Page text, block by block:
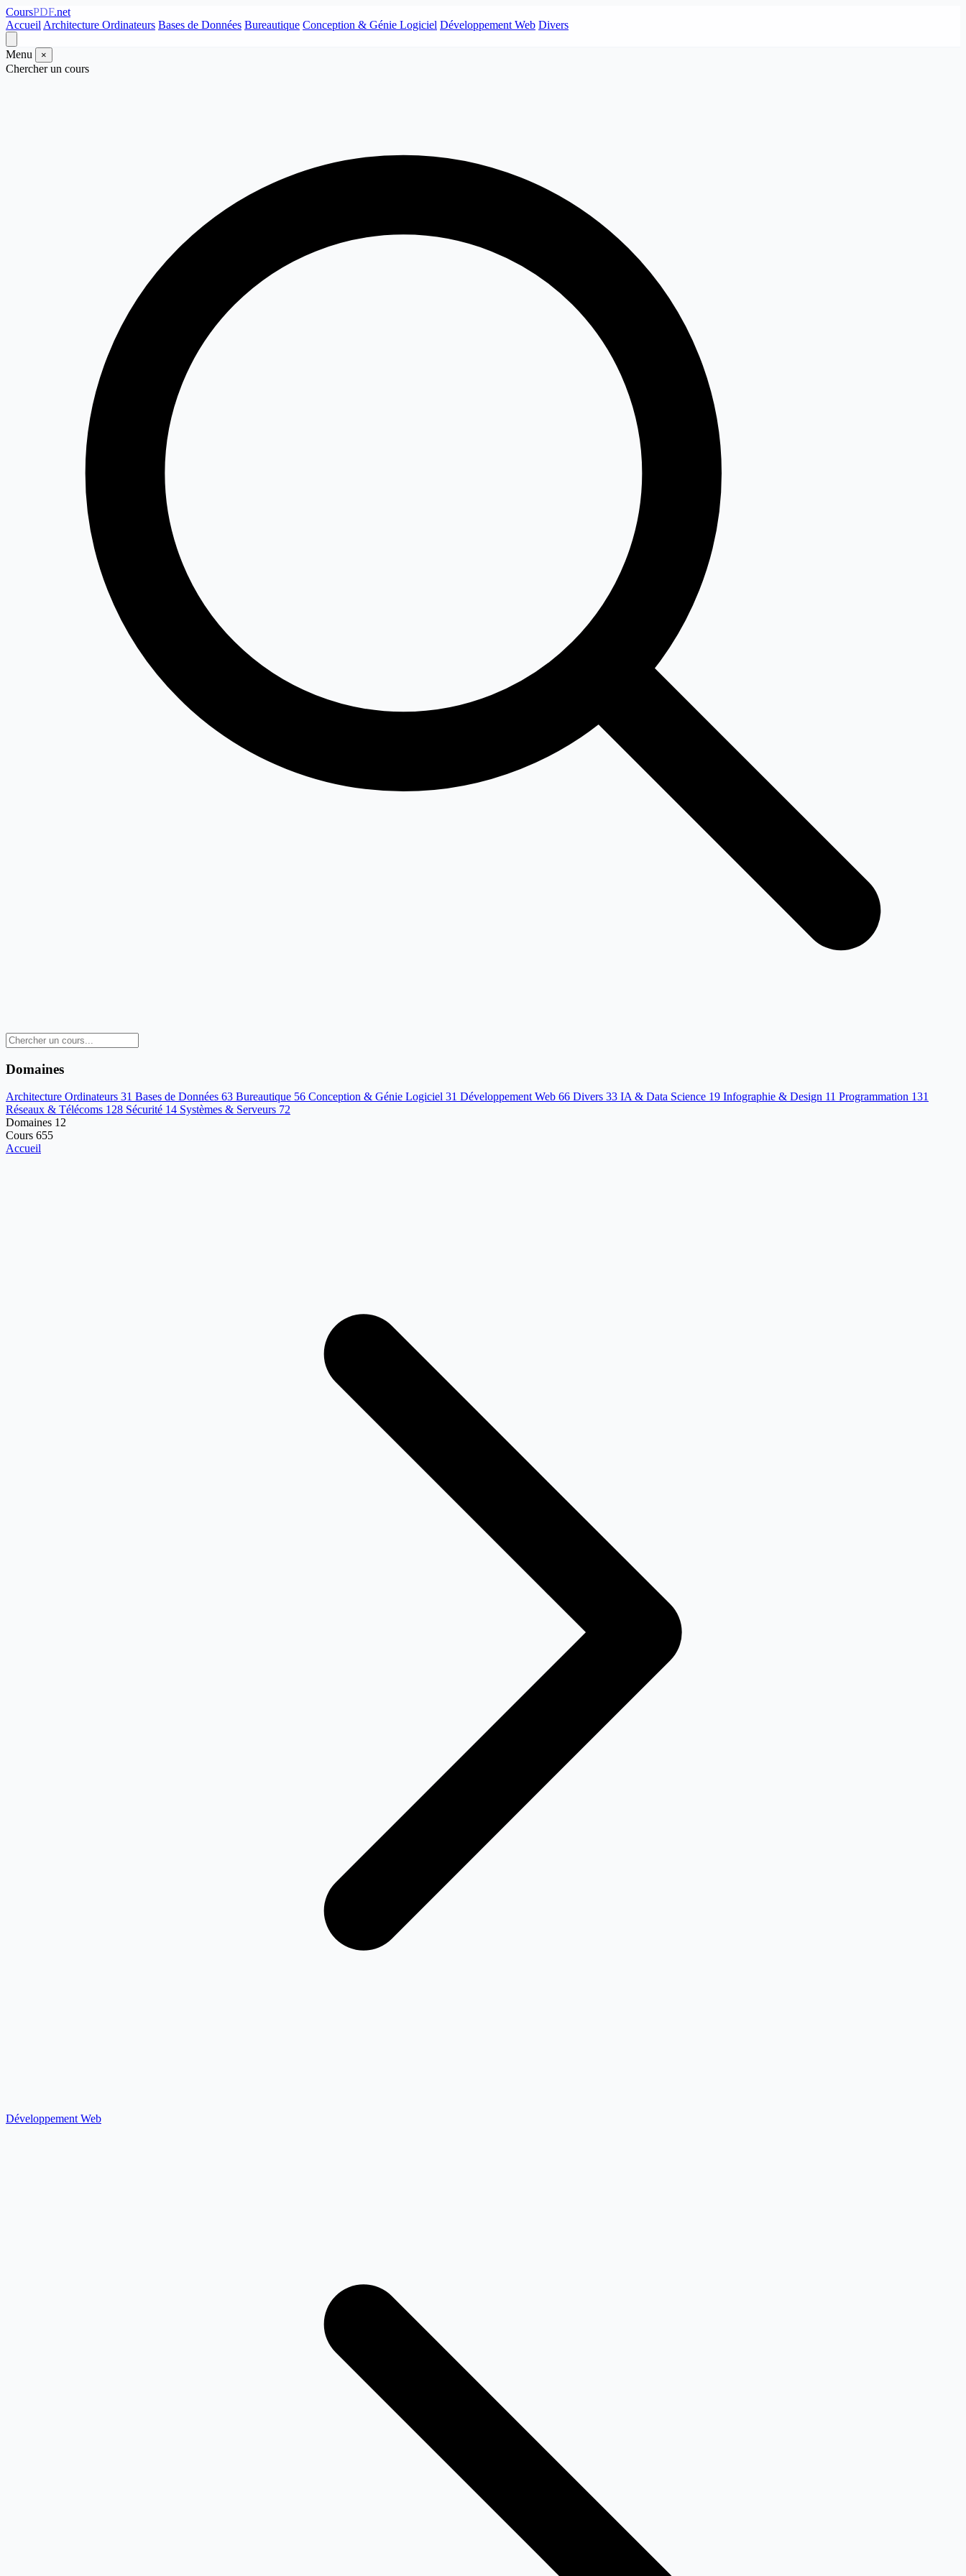
CoursPDF.net
Accueil Architecture Ordinateurs Bases de Données Bureautique Conception & Génie Logiciel Développement Web Divers
Menu ×
Chercher un cours
Domaines
Architecture Ordinateurs 31 Bases de Données 63 Bureautique 56 Conception & Génie Logiciel 31 Développement Web 66 Divers 33 IA & Data Science 19 Infographie & Design 11 Programmation 131
Réseaux & Télécoms 128 Sécurité 14 Systèmes & Serveurs 72
Domaines 12
Cours 655
Accueil
Développement Web